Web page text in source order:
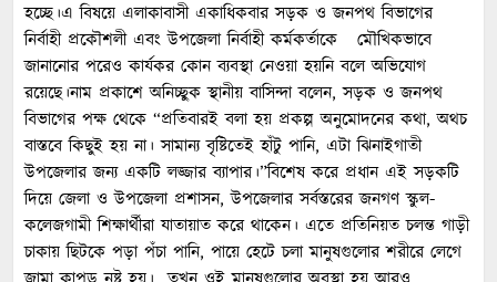
হচ্ছে।এ বিষয়ে এলাকাবাসী একাধিকবার সড়ক ও জনপথ বিভাগের
নির্বাহী প্রকৌশলী এবং উপজেলা নির্বাহী কর্মকর্তাকে মৌখিকভাবে
জানানোর পরেও কার্যকর কোন ব্যবস্থা নেওয়া হয়নি বলে অভিযোগ
রয়েছে।নাম প্রকাশে অনিচ্ছুক স্থানীয় বাসিন্দা বলেন, সড়ক ও জনপথ
বিভাগের পক্ষ থেকে “প্রতিবারই বলা হয় প্রকল্প অনুমোদনের কথা, অথচ
বাস্তবে কিছুই হয় না। সামান্য বৃষ্টিতেই হাঁটু পানি, এটা ঝিনাইগাতী
উপজেলার জন্য একটি লজ্জার ব্যাপার।”বিশেষ করে প্রধান এই সড়কটি
দিয়ে জেলা ও উপজেলা প্রশাসন, উপজেলার সর্বস্তরের জনগণ স্কুল-
কলেজগামী শিক্ষার্থীরা যাতায়াত করে থাকেন। এতে প্রতিনিয়ত চলন্ত গাড়ী
চাকায় ছিটকে পড়া পঁচা পানি, পায়ে হেটে চলা মানুষগুলোর শরীরে লেগে